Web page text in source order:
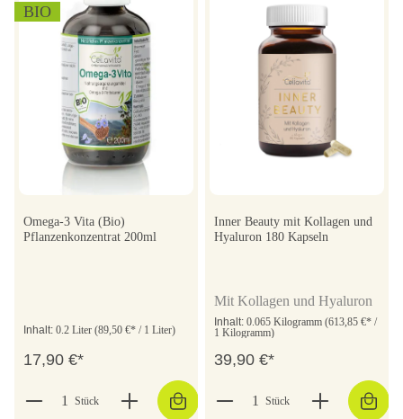
BIO
Omega-3 Vita (Bio)
Pflanzenkonzentrat 200ml
Inhalt: 0.2 Liter (89,50 €* / 1 Liter)
17,90 €*
Stück
Inner Beauty mit Kollagen und
Hyaluron 180 Kapseln
Mit Kollagen und Hyaluron
Inhalt: 0.065 Kilogramm (613,85 €* /
1 Kilogramm)
39,90 €*
Stück